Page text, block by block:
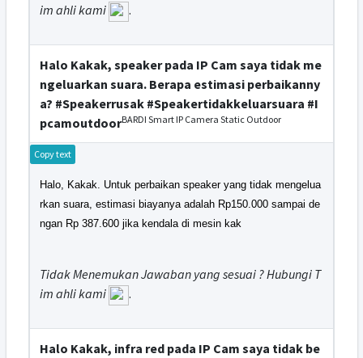
im ahli kami
.
Halo Kakak, speaker pada IP Cam saya tidak me
ngeluarkan suara. Berapa estimasi perbaikanny
a? #Speakerrusak #Speakertidakkeluarsuara #I
pcamoutdoorBARDI Smart IP Camera Static Outdoor
Copy text
Halo, Kakak. Untuk perbaikan speaker yang tidak mengelua
rkan suara, estimasi biayanya adalah Rp150.000 sampai de
ngan Rp 387.600 jika kendala di mesin kak
Tidak Menemukan Jawaban yang sesuai ? Hubungi T
im ahli kami
.
Halo Kakak, infra red pada IP Cam saya tidak be